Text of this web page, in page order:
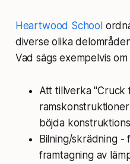
Heartwood School
diverse olika
Vad sägs exempelvis
Att tillverka "Cruck
böjda
Bilning/skrädning -
framtagning av